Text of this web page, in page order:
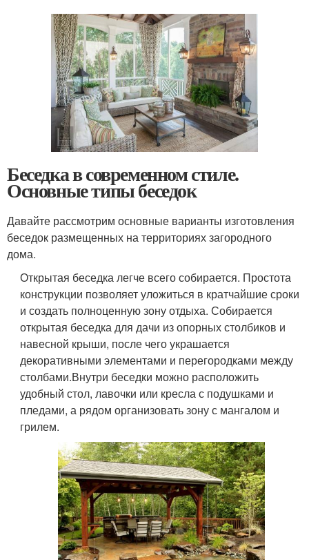
Беседка в современном стиле.
Основные типы беседок
Давайте рассмотрим основные варианты изготовления
беседок размещенных на территориях загородного
дома.
Открытая беседка легче всего собирается. Простота
конструкции позволяет уложиться в кратчайшие сроки
и создать полноценную зону отдыха. Собирается
открытая беседка для дачи из опорных столбиков и
навесной крыши, после чего украшается
декоративными элементами и перегородками между
столбами.Внутри беседки можно расположить
удобный стол, лавочки или кресла с подушками и
пледами, а рядом организовать зону с мангалом и
грилем.